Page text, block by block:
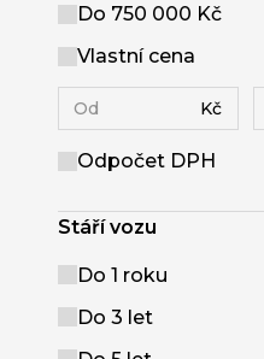
Do 750 000 Kč
Vlastní cena
Kč
Odpočet DPH
Stáří vozu
Do 1 roku
Do 3 let